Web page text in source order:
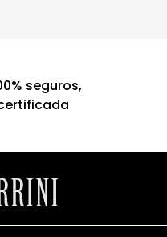
seguros,